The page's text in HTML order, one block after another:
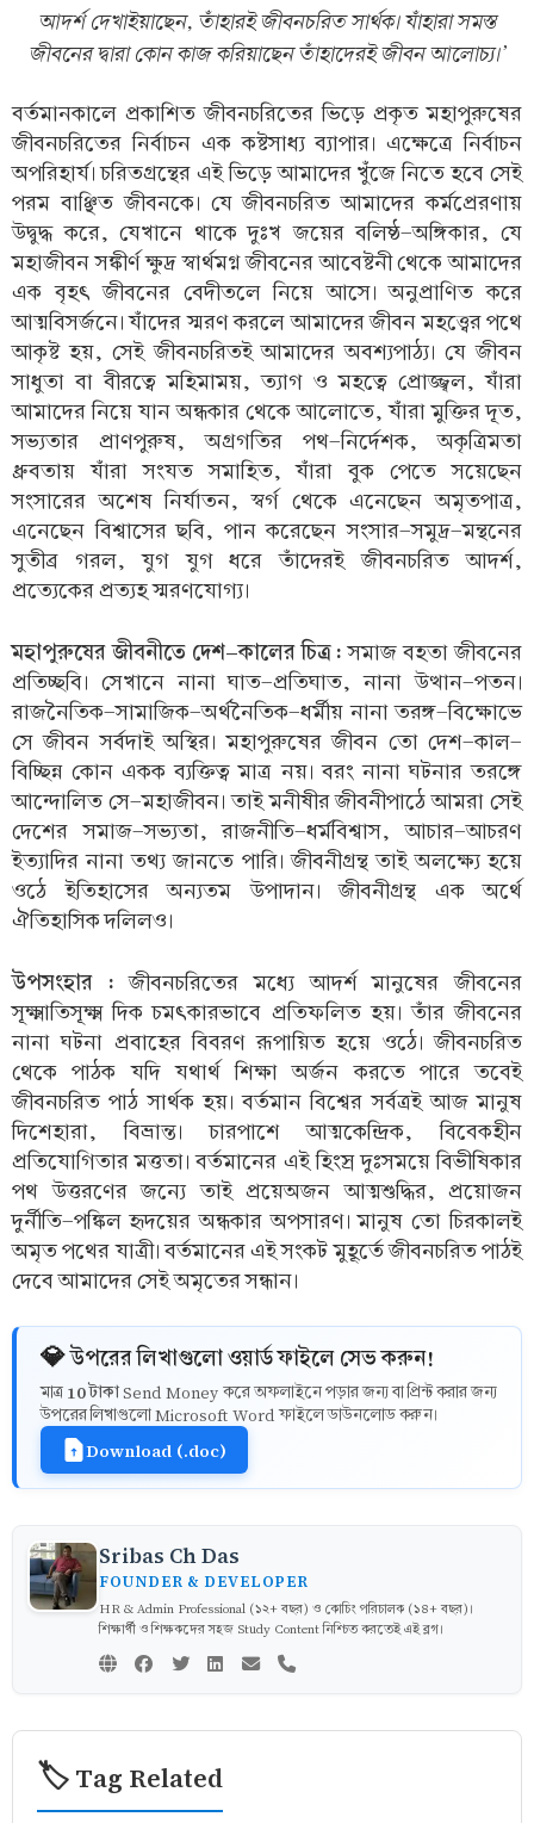
আদর্শ দেখাইয়াছেন, তাঁহারই জীবনচরিত সার্থক। যাঁহারা সমস্ত
জীবনের দ্বারা কোন কাজ করিয়াছেন তাঁহাদেরই জীবন আলোচ্য।’
বর্তমানকালে প্রকাশিত জীবনচরিতের ভিড়ে প্রকৃত মহাপুরুষের
জীবনচরিতের নির্বাচন এক কষ্টসাধ্য ব্যাপার। এক্ষেত্রে নির্বাচন
অপরিহার্য। চরিতগ্রন্থের এই ভিড়ে আমাদের খুঁজে নিতে হবে সেই
পরম বাঞ্ছিত জীবনকে। যে জীবনচরিত আমাদের কর্মপ্রেরণায়
উদ্বুদ্ধ করে, যেখানে থাকে দুঃখ জয়ের বলিষ্ঠ-অঙ্গিকার, যে
মহাজীবন সঙ্কীর্ণ ক্ষুদ্র স্বার্থমগ্ন জীবনের আবেষ্টনী থেকে আমাদের
এক বৃহৎ জীবনের বেদীতলে নিয়ে আসে। অনুপ্রাণিত করে
আত্মবিসর্জনে। যাঁদের স্মরণ করলে আমাদের জীবন মহত্ত্বের পথে
আকৃষ্ট হয়, সেই জীবনচরিতই আমাদের অবশ্যপাঠ্য। যে জীবন
সাধুতা বা বীরত্বে মহিমাময়, ত্যাগ ও মহত্বে প্রোজ্জ্বল, যাঁরা
আমাদের নিয়ে যান অন্ধকার থেকে আলোতে, যাঁরা মুক্তির দূত,
সভ্যতার প্রাণপুরুষ, অগ্রগতির পথ-নির্দেশক, অকৃত্রিমতা
ধ্রুবতায় যাঁরা সংযত সমাহিত, যাঁরা বুক পেতে সয়েছেন
সংসারের অশেষ নির্যাতন, স্বর্গ থেকে এনেছেন অমৃতপাত্র,
এনেছেন বিশ্বাসের ছবি, পান করেছেন সংসার-সমুদ্র-মন্থনের
সুতীব্র গরল, যুগ যুগ ধরে তাঁদেরই জীবনচরিত আদর্শ,
প্রত্যেকের প্রত্যহ স্মরণযোগ্য।
মহাপুরুষের জীবনীতে দেশ-কালের চিত্র : সমাজ বহতা জীবনের
প্রতিচ্ছবি। সেখানে নানা ঘাত-প্রতিঘাত, নানা উত্থান-পতন।
রাজনৈতিক-সামাজিক-অর্থনৈতিক-ধর্মীয় নানা তরঙ্গ-বিক্ষোভে
সে জীবন সর্বদাই অস্থির। মহাপুরুষের জীবন তো দেশ-কাল-
বিচ্ছিন্ন কোন একক ব্যক্তিত্ব মাত্র নয়। বরং নানা ঘটনার তরঙ্গে
আন্দোলিত সে-মহাজীবন। তাই মনীষীর জীবনীপাঠে আমরা সেই
দেশের সমাজ-সভ্যতা, রাজনীতি-ধর্মবিশ্বাস, আচার-আচরণ
ইত্যাদির নানা তথ্য জানতে পারি। জীবনীগ্রন্থ তাই অলক্ষ্যে হয়ে
ওঠে ইতিহাসের অন্যতম উপাদান। জীবনীগ্রন্থ এক অর্থে
ঐতিহাসিক দলিলও।
উপসংহার : জীবনচরিতের মধ্যে আদর্শ মানুষের জীবনের
সূক্ষ্মাতিসূক্ষ্ম দিক চমৎকারভাবে প্রতিফলিত হয়। তাঁর জীবনের
নানা ঘটনা প্রবাহের বিবরণ রূপায়িত হয়ে ওঠে। জীবনচরিত
থেকে পাঠক যদি যথার্থ শিক্ষা অর্জন করতে পারে তবেই
জীবনচরিত পাঠ সার্থক হয়। বর্তমান বিশ্বের সর্বত্রই আজ মানুষ
দিশেহারা, বিভ্রান্ত। চারপাশে আত্মকেন্দ্রিক, বিবেকহীন
প্রতিযোগিতার মত্ততা। বর্তমানের এই হিংস্র দুঃসময়ে বিভীষিকার
পথ উত্তরণের জন্যে তাই প্রয়েঅজন আত্মশুদ্ধির, প্রয়োজন
দুর্নীতি-পঙ্কিল হৃদয়ের অন্ধকার অপসারণ। মানুষ তো চিরকালই
অমৃত পথের যাত্রী। বর্তমানের এই সংকট মুহূর্তে জীবনচরিত পাঠই
দেবে আমাদের সেই অমৃতের সন্ধান।
💎 উপরের লিখাগুলো ওয়ার্ড ফাইলে সেভ করুন!
মাত্র 10 টাকাSend Money করে অফলাইনে পড়ার জন্য বা প্রিন্ট করার জন্য
উপরের লিখাগুলো Microsoft Word ফাইলে ডাউনলোড করুন।
Download (.doc)
Sribas Ch Das
FOUNDER & DEVELOPER
HR & Admin Professional (১২+ বছর) ও কোচিং পরিচালক (১৪+ বছর)।
শিক্ষার্থী ও শিক্ষকদের সহজ Study Content নিশ্চিত করতেই এই ব্লগ।
🏷️ Tag Related